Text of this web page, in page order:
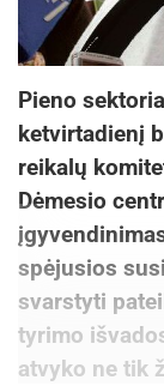
Pieno
ketvirtadienį
reikalų
Dėmesio
spėjusios
svarstyti
tyrimo
atvyko ne tik